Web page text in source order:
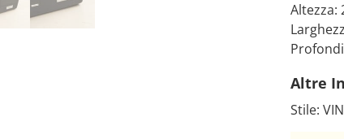
Altezza:
Altre
Stile: